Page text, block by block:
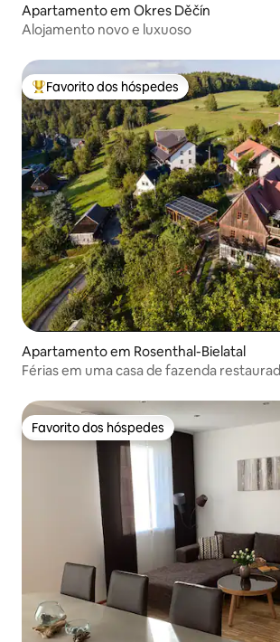
Apartamento em Okres Děčín
Alojamento novo e luxuoso
Favoritos dos hóspedes mais apreciados
Favorito dos hóspedes
Apartamento em Rosenthal-Bielatal
Férias em uma casa de fazenda
Favorito dos hóspedes
Favorito dos hóspedes